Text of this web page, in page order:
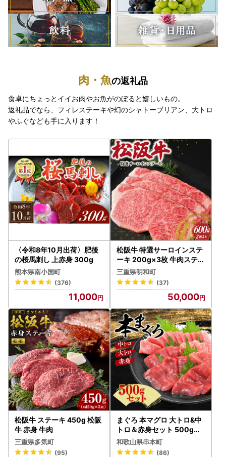
肉・魚の返礼品
食卓にちょっとイイお肉やお魚がのぼると嬉しいもの。
返礼品でなら、フィレステーキや幻のシャトーブリアン、大トロ
やふぐなども手に入ります！
〈令和8年10月出荷〉肥後
の桜馬刺し 上赤身 300g
熊本県南小国町
(376)
11,000
松阪牛 特選サーロインステ
ーキ 200g×3枚 牛肉ステー
キ L5
三重県明和町
(37)
50,000
松阪牛 ステーキ 450g 松阪
牛 赤身 牛肉
三重県多気町
(95)
まぐろ 本マグロ 大トロ&中
トロ＆赤身セット 500g（
養殖) 【配達日指定不可】
【nks110D】
和歌山県串本町
(86)